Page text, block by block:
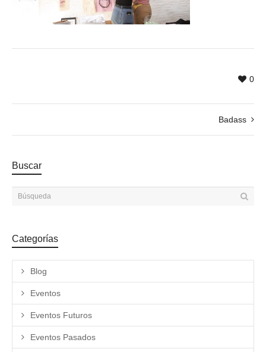
0
Badass
Buscar
Categorías
Blog
Eventos
Eventos Futuros
Eventos Pasados